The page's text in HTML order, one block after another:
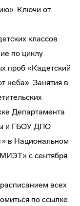
Ключи от
классов
по циклу
проб «Кадетский
неба». Занятия в
Департамента
и ГБОУ ДПО
в Национальном
с сентября
всех
по ссылке